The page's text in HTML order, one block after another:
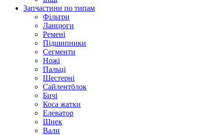
Запчастини по типам
Фільтри
Ланцюги
Ремені
Підшипники
Сегменти
Ножі
Пальці
Шестерні
Сайлентблок
Бичі
Коса жатки
Елеватор
Шнек
Вали